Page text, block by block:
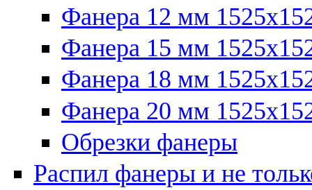
Фанера 12 мм
Фанера 15 мм
Фанера 18 мм
Фанера 20 мм
Обрезки фанеры
Распил фанеры и не